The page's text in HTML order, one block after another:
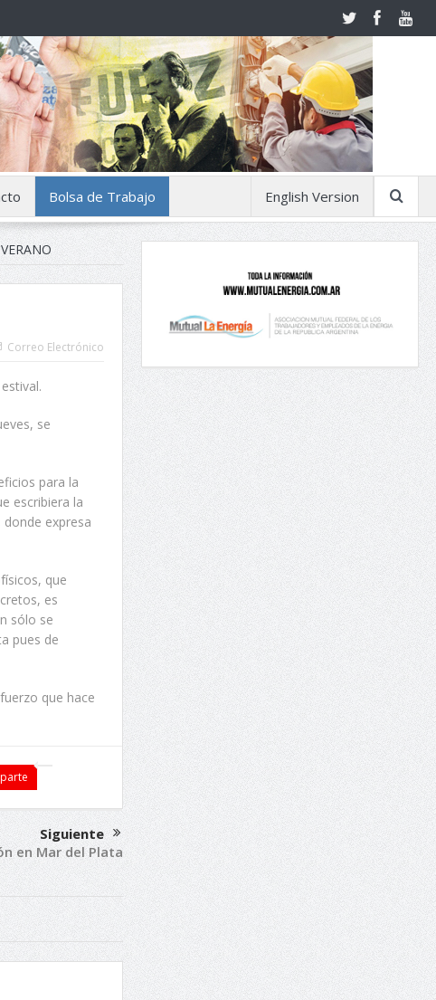
Bolsa de Trabajo English Version
Correo Electrónico
se
para la
escribiera la
expresa
que
es
sólo se
pues de
que hace
Siguiente
en Mar del Plata